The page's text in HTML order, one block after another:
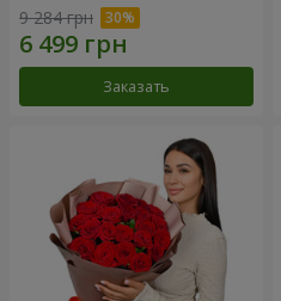
9 284 грн
Заказать